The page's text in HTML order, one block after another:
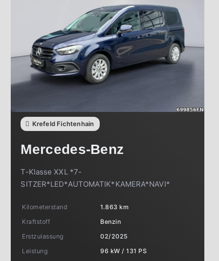
Krefeld Fichtenhain
Mercedes-Benz
T-Klasse XXL *7-
SITZER*LED*AUTOMATIK*KAMERA*NAVI*
Kilometerstand
1.863 km
Kraftstoff
Benzin
Erstzulassung
02/2025
Leistung
96 kW / 131 PS